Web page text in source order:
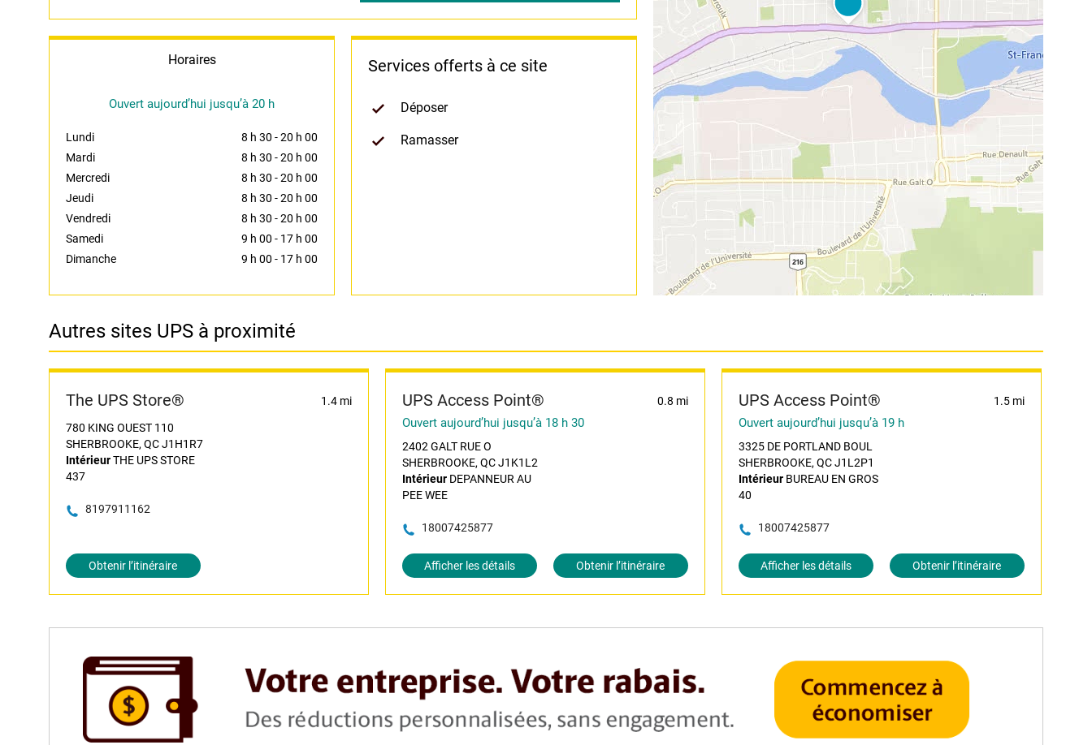
Horaires
Ouvert aujourd’hui jusqu’à 20 h
Lundi 8 h 30 -20 h 00
Mardi
8 h 30 -20 h 00
Mercredi
8 h 30 -20 h 00
Jeudi
8 h 30 -20 h 00
Vendredi
8 h 30 -20 h 00
Samedi
9 h 00 - 17 h 00
Dimanche
9 h 00 - 17 h 00
Services offerts à ce site
Déposer
Ramasser
Autres sites UPS à proximité
The UPS Store® 1.4 mi
780 KING OUEST 110
SHERBROOKE, QC J1H1R7
IntérieurTHE UPS STORE
437
8197911162
Obtenir l’itinéraire
UPS Access Point® 0.8 mi
Ouvert aujourd’hui jusqu’à 18 h 30
2402 GALT RUE O
SHERBROOKE, QC J1K1L2
IntérieurDEPANNEUR AU
PEE WEE
18007425877
Afficher les détails Obtenir l’itinéraire
UPS Access Point® 1.5 mi
Ouvert aujourd’hui jusqu’à 19 h
3325 DE PORTLAND BOUL
SHERBROOKE, QC J1L2P1
IntérieurBUREAU EN GROS
40
18007425877
Afficher les détails Obtenir l’itinéraire